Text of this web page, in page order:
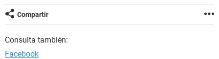
Compartir
Consulta también:
Facebook